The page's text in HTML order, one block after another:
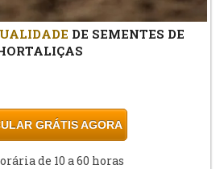
DE SEMENTES DE
GRÁTIS AGORA
de 10 a 60 horas